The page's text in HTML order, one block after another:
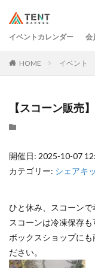
イベントカレンダー 会
HOME イベント
【スコーン販売
開催日: 2025-10-07
カテゴリー: シェアキ
ひと休み、スコーンで
スコーンは冷凍保存も
ボックスショップに
ださい。